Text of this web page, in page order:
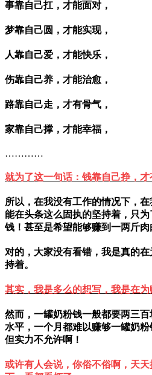
事靠自己扛，才能面对，
梦靠自己圆，才能实现，
人靠自己爱，才能快乐，
伤靠自己养，才能治愈，
路靠自己走，才有骨气，
家靠自己撑，才能幸福，
…………
就为了这一句话：钱靠自己挣，才
所以，在我没有工作的情况下，
能在头条这么固执的坚持着，只
钱！甚至是希望能够赚到一两斤肉
对的，大家没有看错，我是真的
持着。
其实，我是多么的想写，我是在为
然而，一罐奶粉钱一般都要两三
水平，一个月都难以赚够一罐奶
但实力不允许啊！
或许有人会说，你俗不俗啊，天